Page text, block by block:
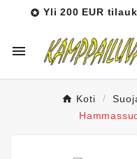
 Yli 200 EUR

Koti